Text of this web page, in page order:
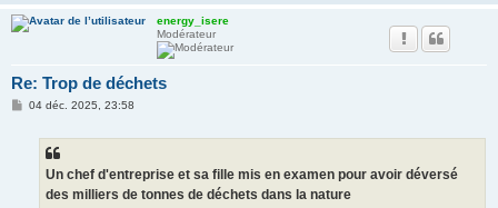
energy_isere
Modérateur
Re: Trop de déchets
M04 déc. 2025, 23:58
Un chef d'entreprise et sa fille mis en examen pour avoir déversé
des milliers de tonnes de déchets dans la nature